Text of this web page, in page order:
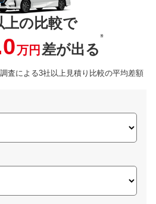
上の比較で
万円 差が出る
※
査による3社以上見積り比較の平均差額